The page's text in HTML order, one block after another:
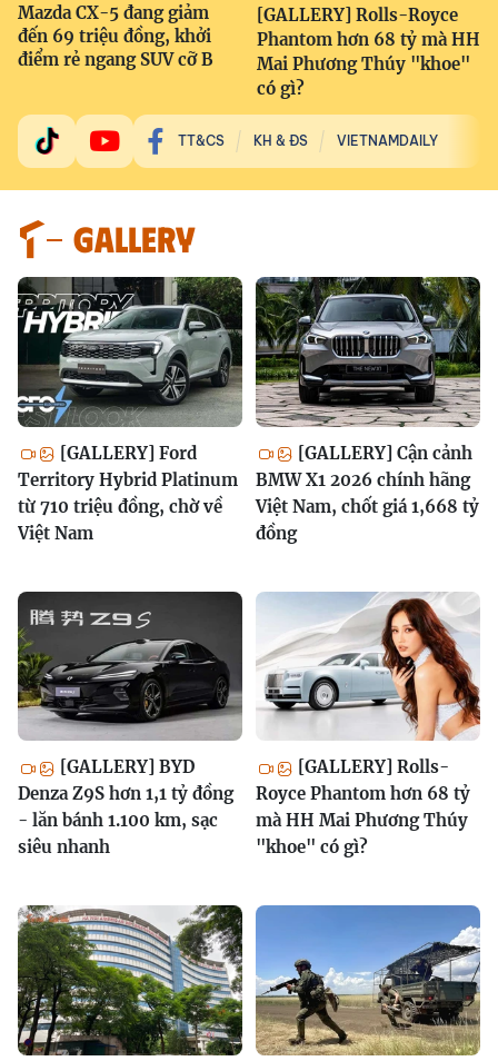
Mazda CX-5 đang giảm
đến 69 triệu đồng, khởi
điểm rẻ ngang SUV cỡ B
[GALLERY] Rolls-Royce
Phantom hơn 68 tỷ mà HH
Mai Phương Thúy "khoe"
có gì?
TT&CS KH & ĐS VIETNAMDAILY
GALLERY
[GALLERY] Ford
Territory Hybrid Platinum
từ 710 triệu đồng, chờ về
Việt Nam
[GALLERY] Cận cảnh
BMW X1 2026 chính hãng
Việt Nam, chốt giá 1,668 tỷ
đồng
[GALLERY] BYD
Denza Z9S hơn 1,1 tỷ đồng
- lăn bánh 1.100 km, sạc
siêu nhanh
[GALLERY] Rolls-
Royce Phantom hơn 68 tỷ
mà HH Mai Phương Thúy
"khoe" có gì?